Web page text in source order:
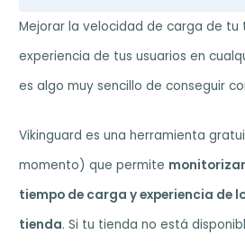
Mejorar la velocidad de carga de tu
experiencia de tus usuarios en
es algo muy sencillo de conseguir
Vikinguard es una herramienta
momento) que permite
tiempo de carga y experiencia de
tienda. Si tu tienda no está